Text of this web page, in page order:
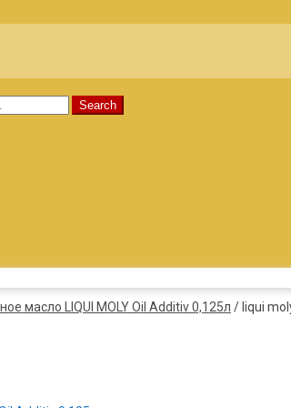
Search
масло LIQUI MOLY Oil Additiv 0,125л / liqui